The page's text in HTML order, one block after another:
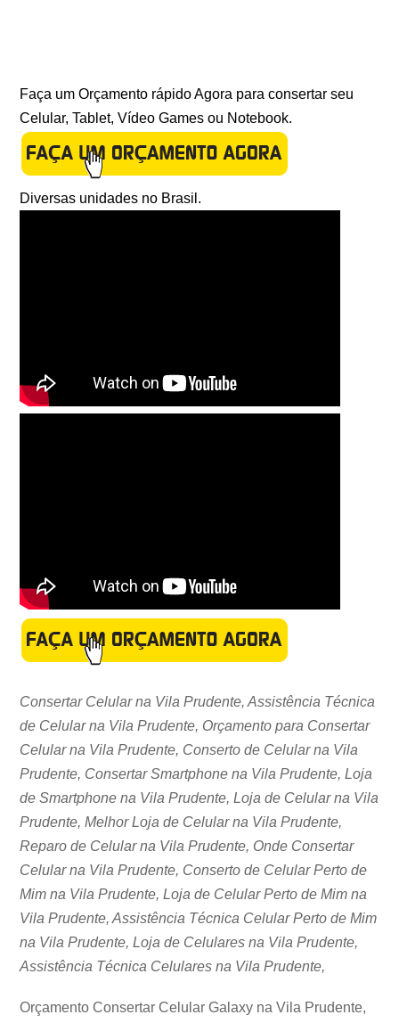
Faça um Orçamento rápido Agora para consertar seu
Celular, Tablet, Vídeo Games ou Notebook.
Diversas unidades no Brasil.
Consertar Celular na Vila Prudente, Assistência Técnica
de Celular na Vila Prudente, Orçamento para Consertar
Celular na Vila Prudente, Conserto de Celular na Vila
Prudente, Consertar Smartphone na Vila Prudente, Loja
de Smartphone na Vila Prudente, Loja de Celular na Vila
Prudente, Melhor Loja de Celular na Vila Prudente,
Reparo de Celular na Vila Prudente, Onde Consertar
Celular na Vila Prudente, Conserto de Celular Perto de
Mim na Vila Prudente, Loja de Celular Perto de Mim na
Vila Prudente, Assistência Técnica Celular Perto de Mim
na Vila Prudente, Loja de Celulares na Vila Prudente,
Assistência Técnica Celulares na Vila Prudente,
Orçamento Consertar Celular Galaxy na Vila Prudente,